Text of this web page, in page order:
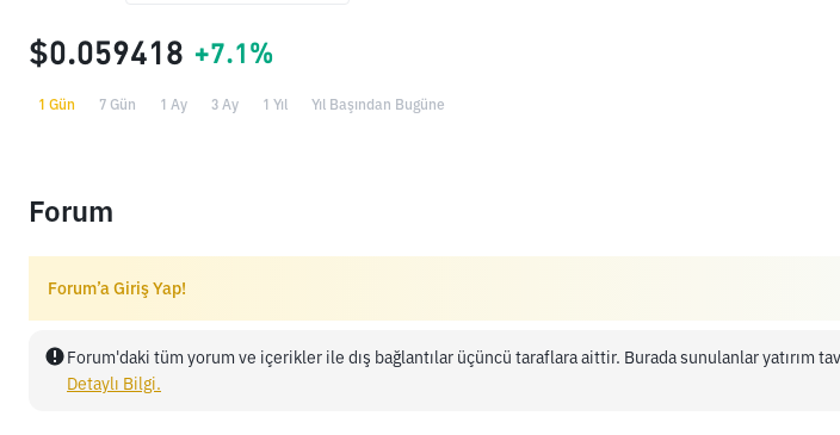
TRY - ₺
$0.059418 +7.1%
1 Gün 7 Gün 1 Ay 3 Ay 1 Yıl Yıl Başından Bugüne
Forum
Forum’a Giriş Yap!
Forum'daki tüm yorum ve içerikler ile dış bağlantılar üçüncü taraflara aittir. Burada sunulanlar yatırım
Detaylı Bilgi.